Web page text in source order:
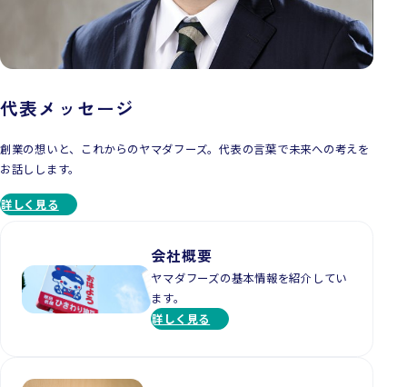
代表メッセージ
創業の想いと、これからのヤマダフーズ。代表の言葉で未来への考えを
お話しします。
詳しく見る
会社概要
ヤマダフーズの基本情報を紹介してい
ます。
詳しく見る